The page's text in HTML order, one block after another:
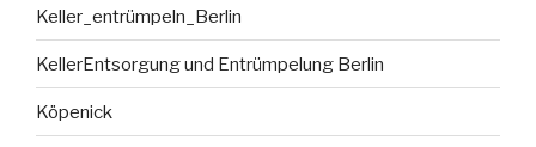
Keller_entrümpeln_Berlin
KellerEntsorgung und Entrümpelung Berlin
Köpenick